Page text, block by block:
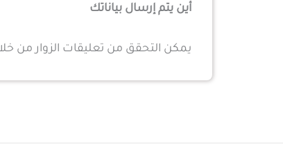
أين يتم إرسال بياناتك
يمكن التحقق من تعليقات الزوار من